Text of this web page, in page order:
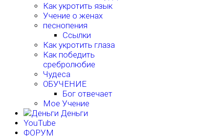
Как укротить язык
Учение о женах
песнопения
Ссылки
Как укротить глаза
Как победить
сребролюбие
Чудеса
ОБУЧЕНИЕ
Бог отвечает
Мое Учение
Деньги
YouTube
ФОРУМ